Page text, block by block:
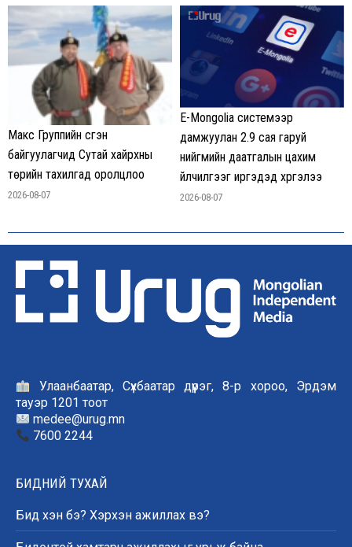
Макс Группийн үүсгэн
байгуулагчид Сутай хайрхны
төрийн тахилгад оролцлоо
2026-08-07
E-Mongolia системээр
дамжуулан 2.9 сая гаруй
нийгмийн даатгалын цахим
үйлчилгээг иргэдэд хүргэлээ
2026-08-07
Улаанбаатар, Сүхбаатар дүүрэг, 8-р хороо, Эрдэм
тауэр 1201 тоот
medee@urug.mn
7600 2244
БИДНИЙ ТУХАЙ
Бид хэн бэ? Хэрхэн ажиллах вэ?